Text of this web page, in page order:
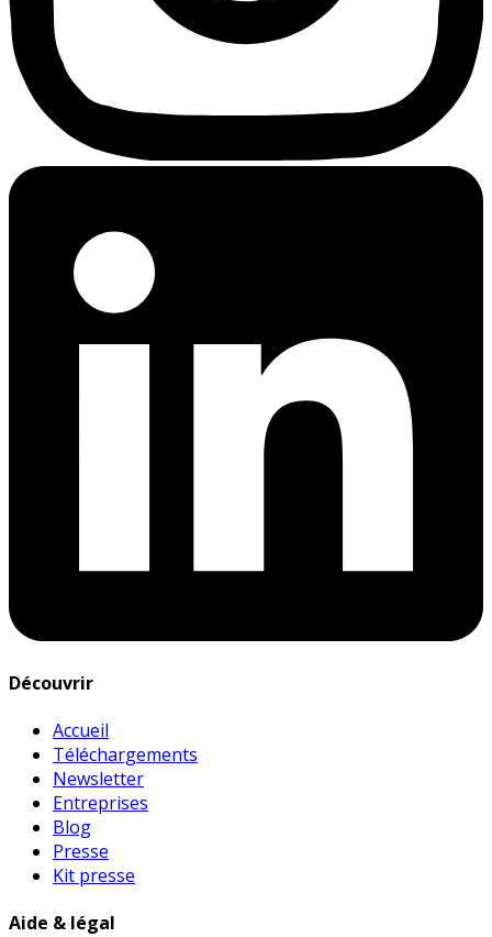
Découvrir
Accueil
Téléchargements
Newsletter
Entreprises
Blog
Presse
Kit presse
Aide & légal